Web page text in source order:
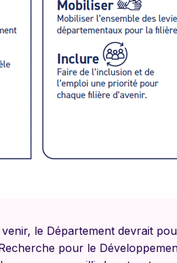
le Département devrait
pour le